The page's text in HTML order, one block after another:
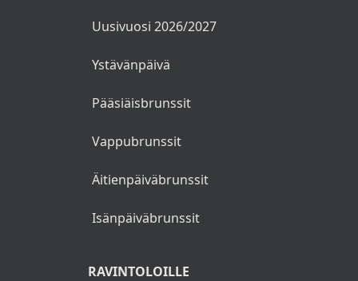
Uusivuosi 2026/2027
Ystävänpäivä
Pääsiäisbrunssit
Vappubrunssit
Äitienpäiväbrunssit
Isänpäiväbrunssit
RAVINTOLOILLE